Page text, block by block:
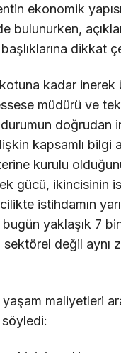
ekonomik
bulunurken,
dikkat
kadar inerek
müdürü ve
doğrudan
kapsamlı bilgi
kurulu
gücü, ikincisinin
istihdamın
bugün yaklaşık 7
değil aynı
maliyetleri
söyledi: